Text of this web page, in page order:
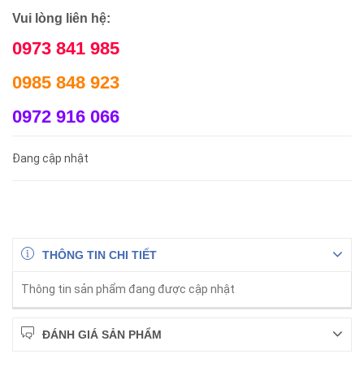
Vui lòng liên hệ:
0973 841 985
0985 848 923
0972 916 066
Đang cập nhật
THÔNG TIN CHI TIẾT
Thông tin sản phẩm đang được cập nhật
ĐÁNH GIÁ SẢN PHẨM